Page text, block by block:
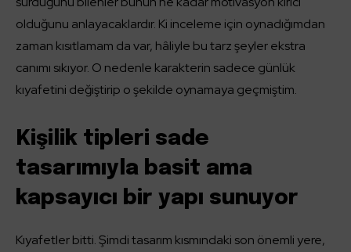
olduğunu anlayacaklardır. Ki inceleme için oynadığımdan
zaman kısıtlamam da var, hâliyle bu tarz şeyler ekstra
canımı sıkıyor. O nedenle karakterin sadece günlük
kıyafetini değiştirip o şekilde oynamaya geçmiştim.
Kişilik tipleri sade
tasarımıyla basit ama
kapsayıcı bir yapı sunuyor
Kıyafetler bitti. Şimdi tasarım kısmındaki son önemli yere,